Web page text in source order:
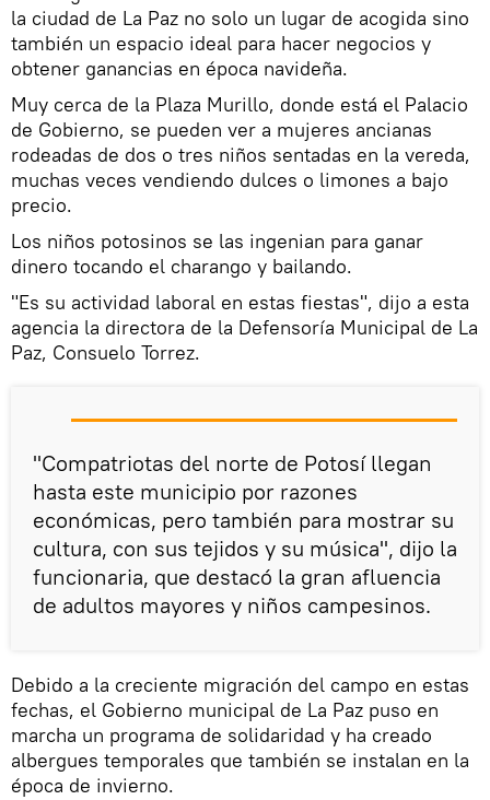
la ciudad de La Paz no solo un lugar de acogida sino
también un espacio ideal para hacer negocios y
obtener ganancias en época navideña.
Muy cerca de la Plaza Murillo, donde está el Palacio
de Gobierno, se pueden ver a mujeres ancianas
rodeadas de dos o tres niños sentadas en la vereda,
muchas veces vendiendo dulces o limones a bajo
precio.
Los niños potosinos se las ingenian para ganar
dinero tocando el charango y bailando.
"Es su actividad laboral en estas fiestas", dijo a esta
agencia la directora de la Defensoría Municipal de La
Paz, Consuelo Torrez.
"Compatriotas del norte de Potosí llegan
hasta este municipio por razones
económicas, pero también para mostrar su
cultura, con sus tejidos y su música", dijo la
funcionaria, que destacó la gran afluencia
de adultos mayores y niños campesinos.
Debido a la creciente migración del campo en estas
fechas, el Gobierno municipal de La Paz puso en
marcha un programa de solidaridad y ha creado
albergues temporales que también se instalan en la
época de invierno.